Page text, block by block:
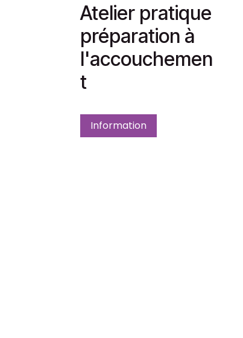
Atelier pratique
préparation à
l'accouchemen
t
Information